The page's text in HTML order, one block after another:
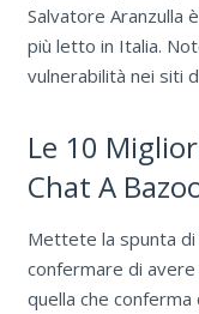
Salvatore Aranzulla
più letto in Italia.
vulnerabilità nei siti
Le 10
Chat A
Mettete la spunta di
confermare di
quella che